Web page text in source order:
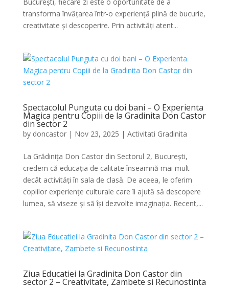
transforma învățarea într-o experiență plină de bucurie,
creativitate și descoperire. Prin activități atent...
Spectacolul Punguta cu doi bani – O Experienta
Magica pentru Copiii de la Gradinita Don Castor
din sector 2
by doncastor| Nov 23, 2025 | Activitati Gradinita
La Grădinița Don Castor din Sectorul 2, București,
credem că educația de calitate înseamnă mai mult
decât activități în sala de clasă. De aceea, le oferim
copiilor experiențe culturale care îi ajută să descopere
lumea, să viseze și să își dezvolte imaginația. Recent,...
Ziua Educatiei la Gradinita Don Castor din
sector 2 – Creativitate, Zambete si Recunostinta